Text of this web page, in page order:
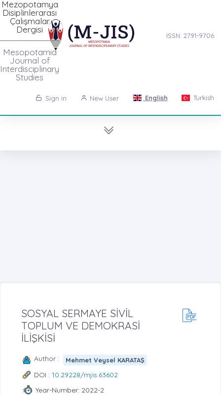
ISSN: 2791-9706
Mezopotamya
Disiplinlerarası
Çalışmalar
Dergisi
Mesopotamia
Journal of
Interdisciplinary
Studies
Sign in New User English Turkish
SOSYAL SERMAYE SİVİL
TOPLUM VE DEMOKRASİ
İLİŞKİSİ
Author : Mehmet Veysel KARATAŞ
DOI : 10.29228/mjis.63602
Year-Number: 2022-2